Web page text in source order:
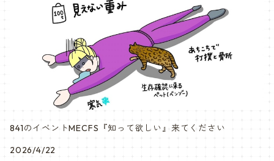
841のイベントMECFS『知って欲しい』来てください
2026/4/22